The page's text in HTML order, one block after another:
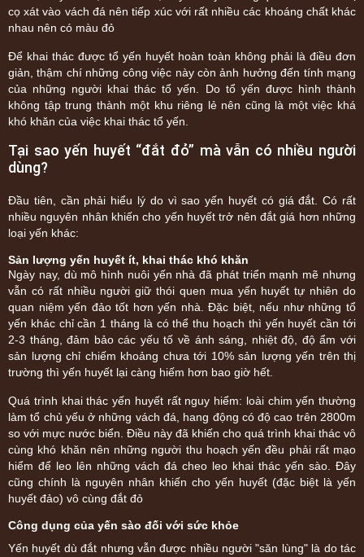
cọ xát vào vách đá nên tiếp xúc với rất nhiều các khoáng chất khác
nhau nên có màu đỏ
Để khai thác được tổ yến huyết hoàn toàn không phải là điều đơn
giản, thậm chí những công việc này còn ảnh hưởng đến tính mạng
của những người khai thác tổ yến. Do tổ yến được hình thành
không tập trung thành một khu riêng lẻ nên cũng là một việc khá
khó khăn của việc khai thác tổ yến.
Tại sao yến huyết “đắt đỏ” mà vẫn có nhiều người
dùng?
Đầu tiên, cần phải hiểu lý do vì sao yến huyết có giá đắt. Có rất
nhiều nguyên nhân khiến cho yến huyết trở nên đắt giá hơn những
loại yến khác:
Sản lượng yến huyết ít, khai thác khó khăn
Ngày nay, dù mô hình nuôi yến nhà đã phát triển mạnh mẽ nhưng
vẫn có rất nhiều người giữ thói quen mua yến huyết tự nhiên do
quan niệm yến đảo tốt hơn yến nhà. Đặc biệt, nếu như những tổ
yến khác chỉ cần 1 tháng là có thể thu hoạch thì yến huyết cần tới
2-3 tháng, đảm bảo các yếu tố về ánh sáng, nhiệt độ, độ ẩm với
sản lượng chỉ chiếm khoảng chưa tới 10% sản lượng yến trên thị
trường thì yến huyết lại càng hiếm hơn bao giờ hết.
Quá trình khai thác yến huyết rất nguy hiểm: loài chim yến thường
làm tổ chủ yếu ở những vách đá, hang động có độ cao trên 2800m
so với mực nước biển. Điều này đã khiến cho quá trình khai thác vô
cùng khó khăn nên những người thu hoạch yến đều phải rất mạo
hiểm để leo lên những vách đá cheo leo khai thác yến sào. Đây
cũng chính là nguyên nhân khiến cho yến huyết (đặc biệt là yến
huyết đảo) vô cùng đắt đỏ
Công dụng của yến sào đối với sức khỏe
Yến huyết dù đắt nhưng vẫn được nhiều người "săn lùng" là do tác